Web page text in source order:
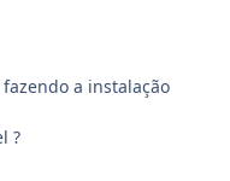
a instalação
?